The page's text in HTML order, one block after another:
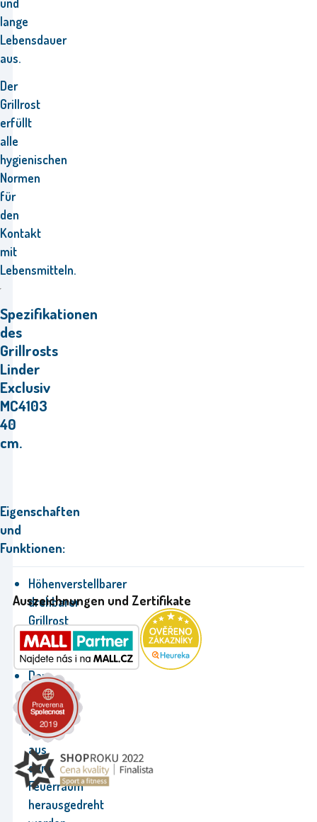
lange
Lebensdauer
aus.
Der
Grillrost
erfüllt
alle
hygienischen
Normen
für
den
Kontakt
mit
Lebensmitteln.
Spezifikationen
des
Grillrosts
Linder
Exclusiv
MC4103
40
cm.
Eigenschaften
und
Funktionen:
Höhenverstellbarer
drehbarer
Grillrost
mit
Positionierungshalter
Der
Rost
kann
leicht
aus
dem
Feuerraum
herausgedreht
Auszeichnungen und Zertifikate